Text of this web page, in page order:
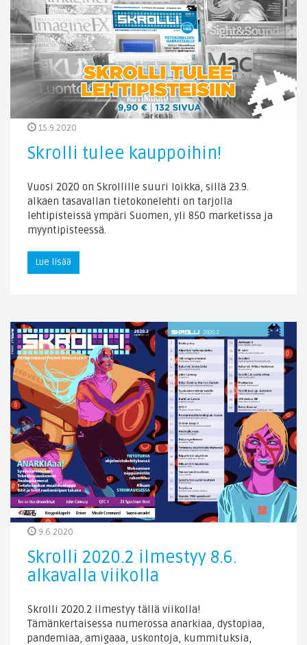
15.9.2020
Skrolli tulee kauppoihin!
Vuosi 2020 on Skrollille suuri loikka, sillä 23.9.
alkaen tasavallan tietokonelehti on tarjolla
lehtipisteissä ympäri Suomen, yli 850 marketissa ja
myyntipisteessä.
Lue lisää
9.6.2020
Skrolli 2020.2 ilmestyy 8.6.
alkavalla viikolla
Skrolli 2020.2 ilmestyy tällä viikolla!
Tämänkertaisessa numerossa anarkiaa, dystopiaa,
pandemiaa, amigaaa, uskontoja, kummituksia,